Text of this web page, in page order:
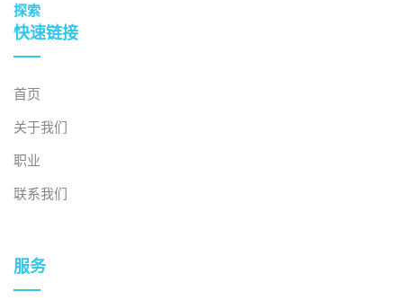
和“第一英里”控制——即使减少10%的损失也能带来丰厚
的经济回报。为了获得优质出口产品，运营商必须将基础
（例如Agridential）相结合，这些对美国/欧盟/日本买家
来说至关重要。
– 制药行业面临的冷藏挑战：
化、经过认证的基础设施：对生物制剂和疫苗进行严格的
通函）。只有经过认证的设施才能处理这些产品，这提高
了准入门槛。物流仍然充满挑战——在基础设施不完善的
探索
快速链接
首页
关于我们
职业
联系我们
服务